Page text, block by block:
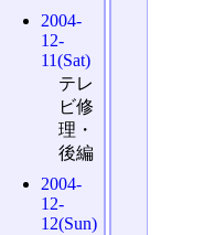
2004-
12-
11(Sat)
テレ
ビ修
理・
後編
2004-
12-
12(Sun)